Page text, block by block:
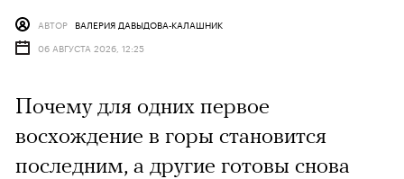
АВТОР ВАЛЕРИЯ ДАВЫДОВА-КАЛАШНИК
06 АВГУСТА 2026, 12:25
Почему для одних первое
восхождение в горы становится
последним, а другие готовы снова